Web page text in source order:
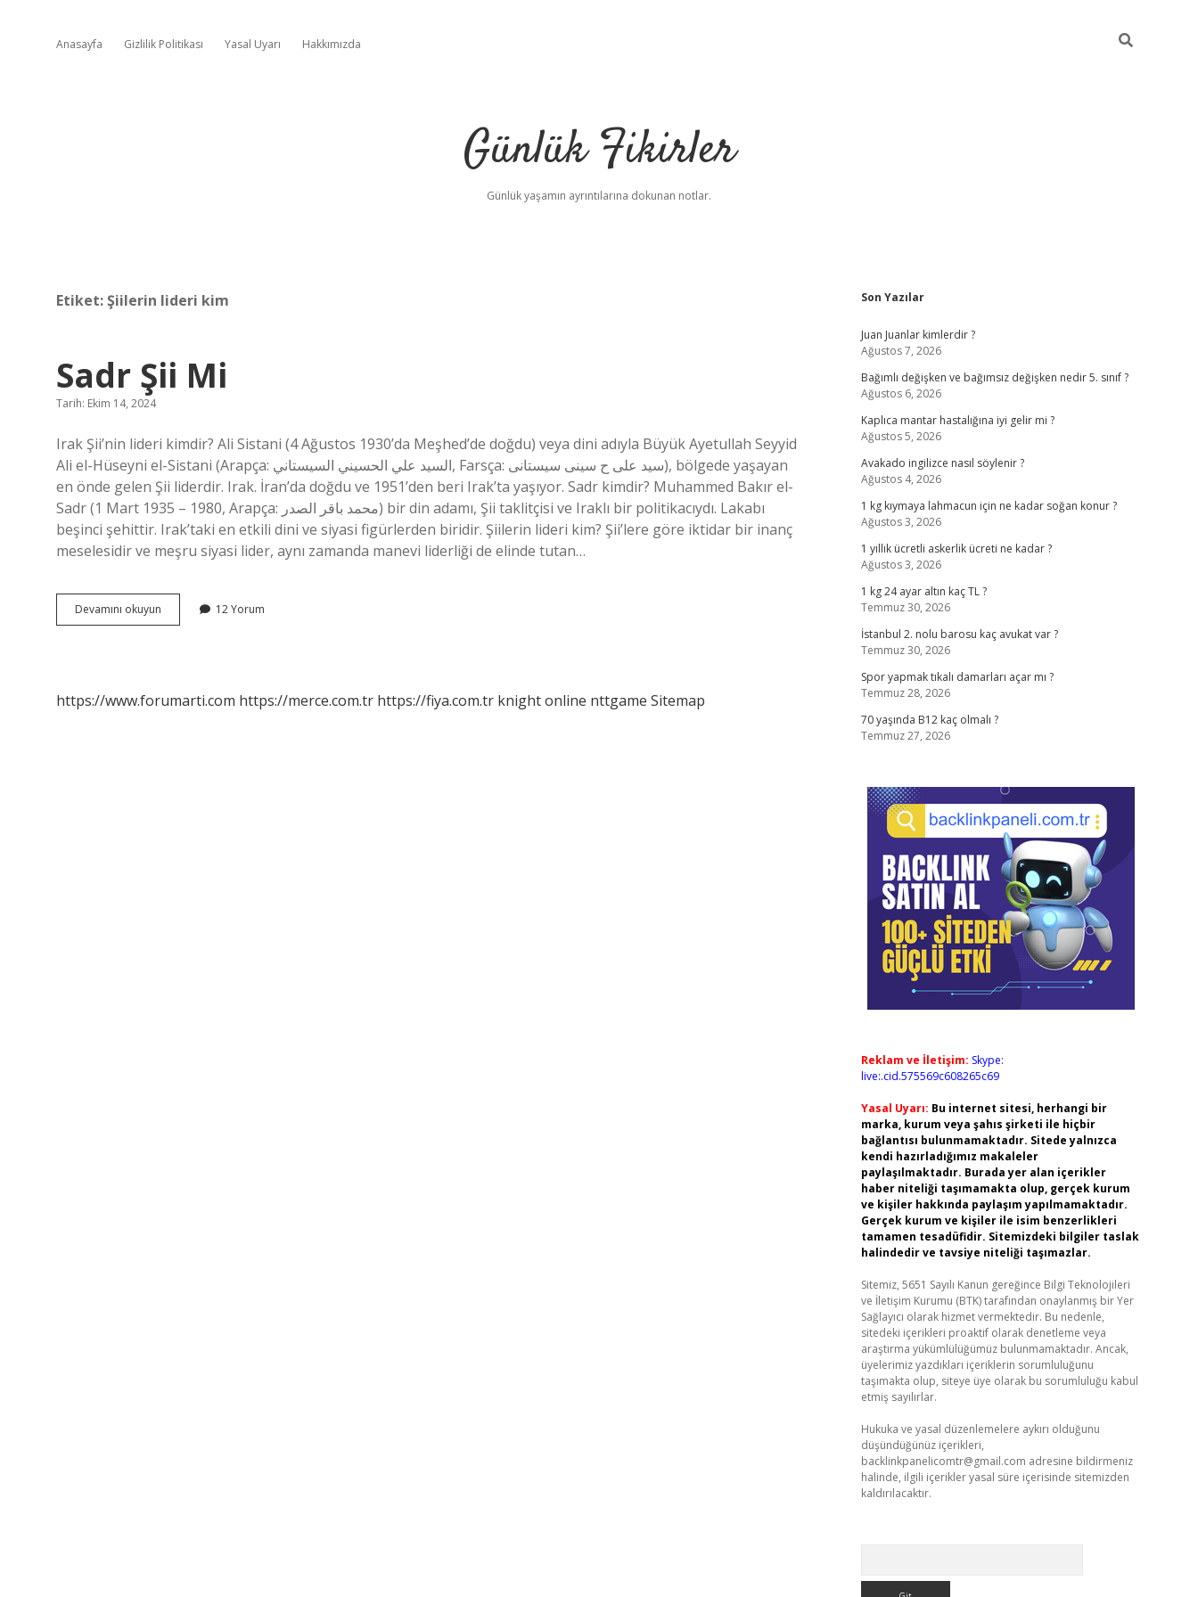
Anasayfa Gizlilik Politikası Yasal Uyarı Hakkımızda
Günlük Fikirler
Günlük yaşamın ayrıntılarına dokunan notlar.
Etiket:Şiilerin lideri kim
Sadr Şii Mi
Tarih: Ekim 14, 2024
Irak Şii’nin lideri kimdir? Ali Sistani (4 Ağustos 1930’da Meşhed’de doğdu) veya dini adıyla Büyük Ayetullah Seyyid
Ali el-Hüseyni el-Sistani (Arapça: السيد علي الحسيني السيستاني, Farsça: سید علی ح سینی سیستانی), bölgede yaşayan
en önde gelen Şii liderdir. Irak. İran’da doğdu ve 1951’den beri Irak’ta yaşıyor. Sadr kimdir? Muhammed Bakır el-
Sadr (1 Mart 1935 – 1980, Arapça: محمد باقر الصدر) bir din adamı, Şii taklitçisi ve Iraklı bir politikacıydı. Lakabı
beşinci şehittir. Irak’taki en etkili dini ve siyasi figürlerden biridir. Şiilerin lideri kim? Şii’lere göre iktidar bir inanç
meselesidir ve meşru siyasi lider, aynı zamanda manevi liderliği de elinde tutan…
Devamını okuyun
Şii
12 Yorum
https://www.forumarti.com https://merce.com.tr https://fiya.com.tr knight online nttgame Sitemap
Sidebar
Son Yazılar
Juan Juanlar kimlerdir ?
Ağustos 7, 2026
Bağımlı değişken ve bağımsız değişken nedir 5. sınıf ?
Ağustos 6, 2026
Kaplıca mantar hastalığına iyi gelir mi ?
Ağustos 5, 2026
Avakado ingilizce nasıl söylenir ?
Ağustos 4, 2026
1 kg kıymaya lahmacun için ne kadar soğan konur ?
Ağustos 3, 2026
1 yıllık ücretli askerlik ücreti ne kadar ?
Ağustos 3, 2026
1 kg 24 ayar altın kaç TL ?
Temmuz 30, 2026
İstanbul 2. nolu barosu kaç avukat var ?
Temmuz 30, 2026
Spor yapmak tıkalı damarları açar mı ?
Temmuz 28, 2026
70 yaşında B12 kaç olmalı ?
Temmuz 27, 2026
Reklam ve İletişim: Skype:
live:.cid.575569c608265c69
Yasal Uyarı: Bu internet sitesi, herhangi bir
marka, kurum veya şahıs şirketi ile hiçbir
bağlantısı bulunmamaktadır. Sitede yalnızca
kendi hazırladığımız makaleler
paylaşılmaktadır. Burada yer alan içerikler
haber niteliği taşımamakta olup, gerçek kurum
ve kişiler hakkında paylaşım yapılmamaktadır.
Gerçek kurum ve kişiler ile isim benzerlikleri
tamamen tesadüfidir. Sitemizdeki bilgiler taslak
halindedir ve tavsiye niteliği taşımazlar.
Sitemiz, 5651 Sayılı Kanun gereğince Bilgi Teknolojileri
ve İletişim Kurumu (BTK) tarafından onaylanmış bir Yer
Sağlayıcı olarak hizmet vermektedir. Bu nedenle,
sitedeki içerikleri proaktif olarak denetleme veya
araştırma yükümlülüğümüz bulunmamaktadır. Ancak,
üyelerimiz yazdıkları içeriklerin sorumluluğunu
taşımakta olup, siteye üye olarak bu sorumluluğu kabul
etmiş sayılırlar.
Hukuka ve yasal düzenlemelere aykırı olduğunu
düşündüğünüz içerikleri,
backlinkpanelicomtr@gmail.com adresine bildirmeniz
halinde, ilgili içerikler yasal süre içerisinde sitemizden
kaldırılacaktır.